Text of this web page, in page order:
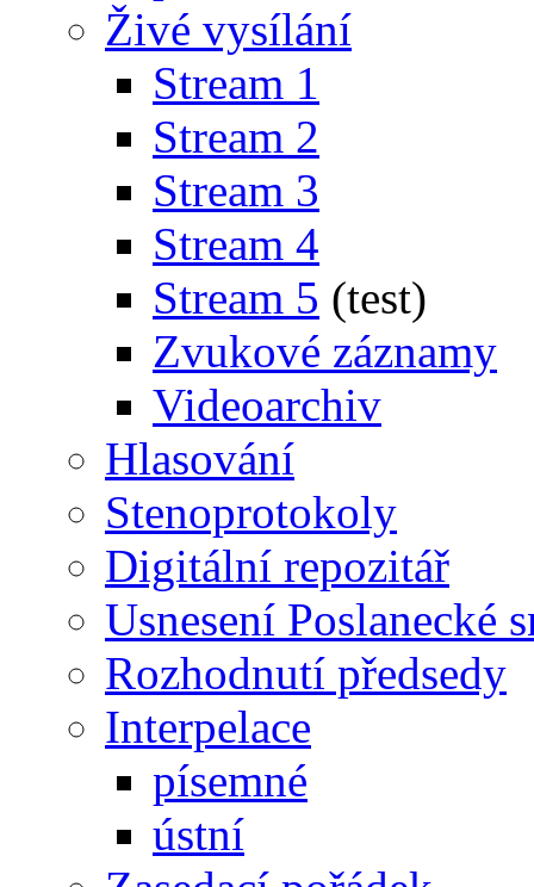
Živé vysílání
Stream 1
Stream 2
Stream 3
Stream 4
Stream 5 (test)
Zvukové záznamy
Videoarchiv
Hlasování
Stenoprotokoly
Digitální repozitář
Usnesení Poslanecké
Rozhodnutí předsedy
Interpelace
písemné
ústní